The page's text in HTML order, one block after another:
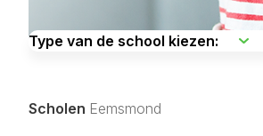
Scholen Eemsmond